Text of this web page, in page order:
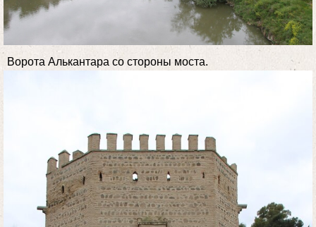
Ворота Алькантара со стороны моста.